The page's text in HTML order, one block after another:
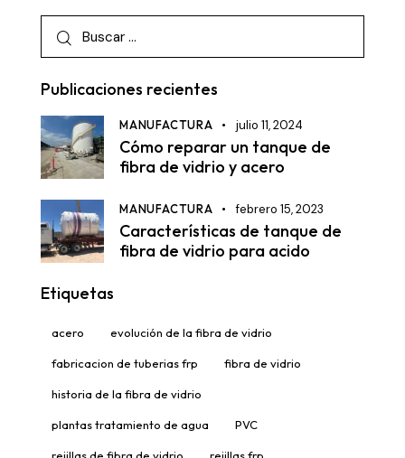
Publicaciones recientes
MANUFACTURA julio 11, 2024
Cómo reparar un tanque de
fibra de vidrio y acero
MANUFACTURA febrero 15, 2023
Características de tanque de
fibra de vidrio para acido
Etiquetas
acero evolución de la fibra de vidrio
fabricacion de tuberias frp fibra de vidrio
historia de la fibra de vidrio
plantas tratamiento de agua PVC